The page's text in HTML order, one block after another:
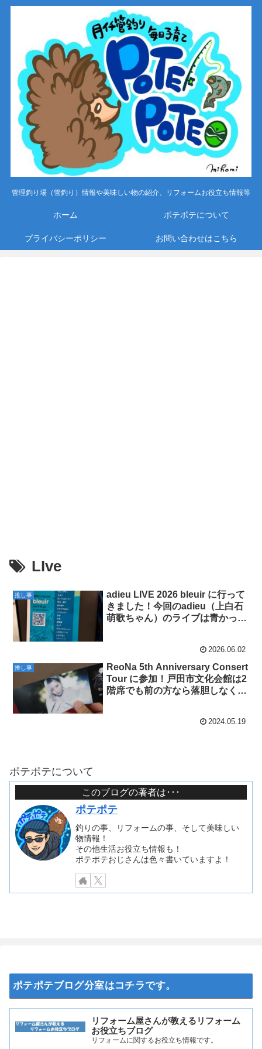
管理釣り場（管釣り）情報や美味しい物の紹介、リフォームお役立ち情報等
ホーム ポテポテについて
プライバシーポリシー お問い合わせはこちら
LIve
推し事
adieu LIVE 2026 bleuir に行って
きました！今回のadieu（上白石
萌歌ちゃん）のライブは青かっ
2026.06.02
推し事
ReoNa 5th Anniversary Consert
Tour に参加！戸田市文化会館は2
階席でも前の方なら落胆しなくて
2024.05.19
ポテポテについて
このブログの著者は･･･
ポテポテ
釣りの事、リフォームの事、そして美味しい
物情報！
その他生活お役立ち情報も！
ポテポテおじさんは色々書いていますよ！
ポテポテブログ分室はコチラです。
リフォーム屋さんが教えるリフォーム
お役立ちブログ
リフォームに関するお役立ち情報です。